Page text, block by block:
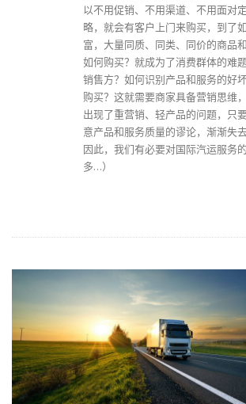
以不用促销、不用渠道、不用面对
略，就会有客户上门来购买，到了
富，大量同质、同类、同价的商品
如何购买？就成为了消费群体的难
销售方？如何识别产品和服务的好
购买？这就需要商家具备营销思维
出现了重营销、轻产品的问题，只
意产品和服务质量的谬论，渐渐失
因此，我们有必要对国际汽运服务
多…）